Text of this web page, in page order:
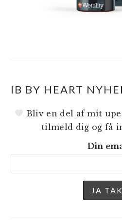
IB BY HEART
Bliv en del af mit
tilmeld dig og få
Din